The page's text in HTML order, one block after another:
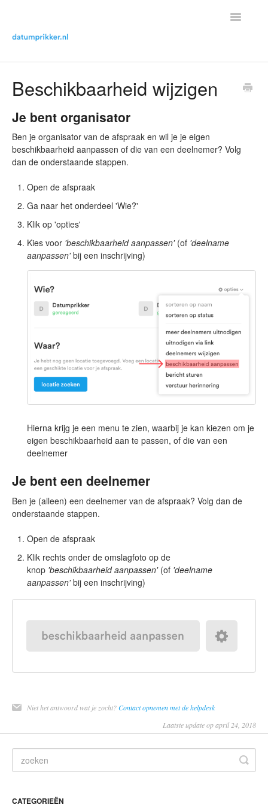
Toggle
Beschikbaarheid wijzigen
Je bent organisator
Ben je organisator van de afspraak en wil je je eigen
beschikbaarheid aanpassen of die van een deelnemer? Volg
dan de onderstaande stappen.
Open de afspraak
Ga naar het onderdeel 'Wie?'
Klik op 'opties'
Kies voor 'beschikbaarheid aanpassen'(of 'deelname
aanpassen'bij een inschrijving)
Hierna krijg je een menu te zien, waarbij je kan kiezen om je
eigen beschikbaarheid aan te passen, of die van een
deelnemer
Je bent een deelnemer
Ben je (alleen) een deelnemer van de afspraak? Volg dan de
onderstaande stappen.
Open de afspraak
Klik rechts onder de omslagfoto op de
knop 'beschikbaarheid aanpassen'(of 'deelname
aanpassen'bij een inschrijving)
Niet het antwoord wat je zocht?Contact opnemen met de helpdesk
Laatste update op april 24, 2018
CATEGORIEËN